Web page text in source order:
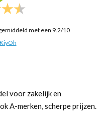
met een 9.2/10
voor zakelijk en
A-merken, scherpe prijzen.